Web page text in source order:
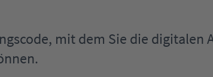
mit dem Sie die digitalen